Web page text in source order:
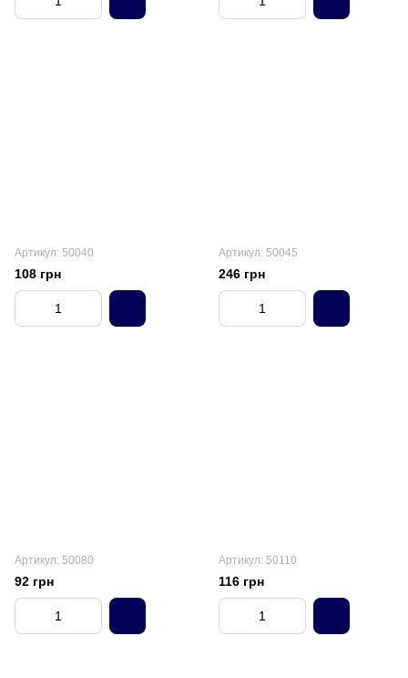
Артикул: 50040
108 грн
Артикул: 50045
246 грн
Артикул: 50080
92 грн
Артикул: 50110
116 грн